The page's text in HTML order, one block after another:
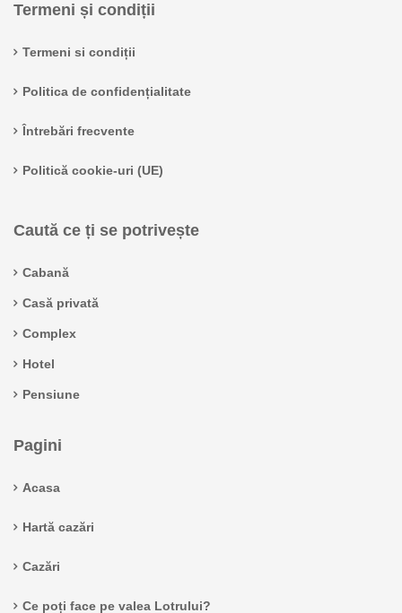
Termeni și condiții
Termeni si condiții
Politica de confidențialitate
Întrebări frecvente
Politică cookie-uri (UE)
Caută ce ți se potrivește
Cabană
Casă privată
Complex
Hotel
Pensiune
Pagini
Acasa
Hartă cazări
Cazări
Ce poți face pe valea Lotrului?